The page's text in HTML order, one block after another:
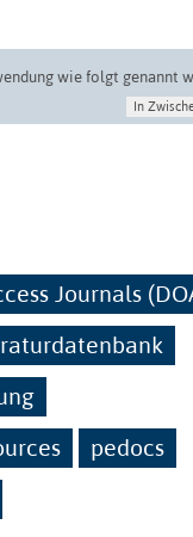
wie folgt genannt
In
Journals
pedocs